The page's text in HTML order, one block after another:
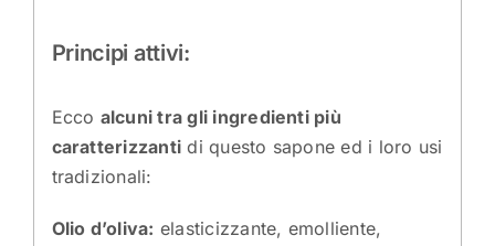
Principi attivi:
Ecco alcuni tra gli ingredienti più
caratterizzanti di questo sapone ed i loro usi
tradizionali:
Olio d’oliva: elasticizzante, emolliente,